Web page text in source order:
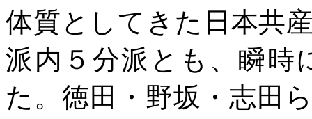
体質としてきた日本共
派内５分派とも、瞬時
た。徳田・野坂・志田